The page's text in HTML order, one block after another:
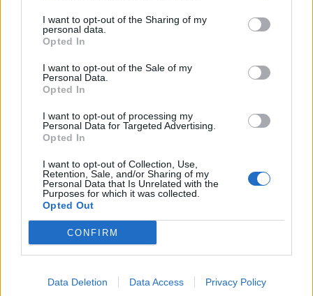
I want to opt-out of the Sharing of my
personal data.
Opted In
I want to opt-out of the Sale of my
Personal Data.
Opted In
I want to opt-out of processing my
Personal Data for Targeted Advertising.
Opted In
I want to opt-out of Collection, Use,
Retention, Sale, and/or Sharing of my
Personal Data that Is Unrelated with the
Purposes for which it was collected.
Opted Out
CONFIRM
Data Deletion Data Access Privacy Policy
Θέσεις εργασίας
Θέσεις Εργασίας ανά Ειδικότητα
Θέσεις Εργασίας ανά Εταιρεία
Υπηρεσίες υποψηφίων